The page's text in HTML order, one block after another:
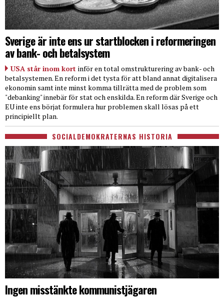
Sverige är inte ens ur startblocken i reformeringen
av bank- och betalsystem
USA står inom kort inför en total omstrukturering av bank- och
betalsystemen. En reform i det tysta för att bland annat digitalisera
ekonomin samt inte minst komma tillrätta med de problem som
"debanking" innebär för stat och enskilda. En reform där Sverige och
EU inte ens börjat formulera hur problemen skall lösas på ett
principiellt plan.
SOCIALDEMOKRATERNAS HISTORIA
Ingen misstänkte kommunistjägaren